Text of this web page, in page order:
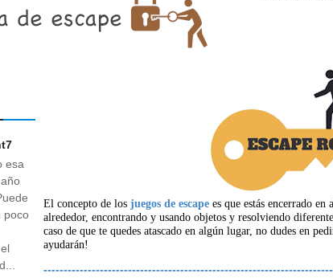
El concepto de losjuegos de escape es que estás encerrado
alrededor, encontrando y usando objetos y resolviendo
caso de que te quedes atascado en algún lugar, no dudes en
ayudarán!
esa
poco